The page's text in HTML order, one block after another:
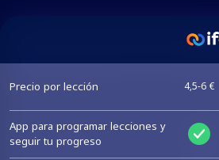
Precio por lección 4,5-6 €
App para programar lecciones y
seguir tu progreso